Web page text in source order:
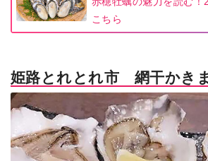
こちら
姫路とれとれ市 網干かき